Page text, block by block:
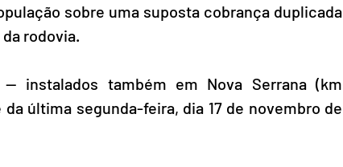
sobre uma suposta cobrança duplicada
rodovia.
instalados também em Nova Serrana (km
última segunda-feira, dia 17 de novembro de